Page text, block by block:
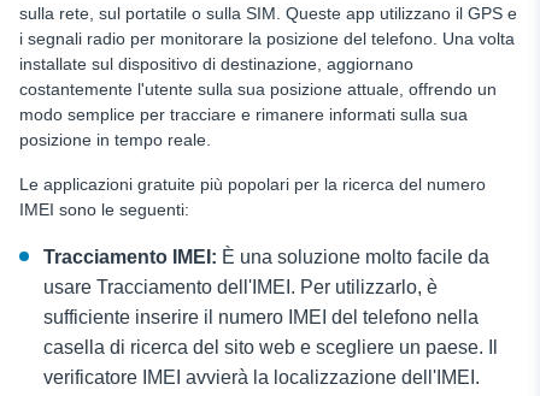
sulla rete, sul portatile o sulla SIM. Queste app utilizzano il GPS e
i segnali radio per monitorare la posizione del telefono. Una volta
installate sul dispositivo di destinazione, aggiornano
costantemente l'utente sulla sua posizione attuale, offrendo un
modo semplice per tracciare e rimanere informati sulla sua
posizione in tempo reale.
Le applicazioni gratuite più popolari per la ricerca del numero
IMEI sono le seguenti:
Tracciamento IMEI : È una soluzione molto facile da
usare Tracciamento dell'IMEI. Per utilizzarlo, è
sufficiente inserire il numero IMEI del telefono nella
casella di ricerca del sito web e scegliere un paese. Il
verificatore IMEI avvierà la localizzazione dell'IMEI.